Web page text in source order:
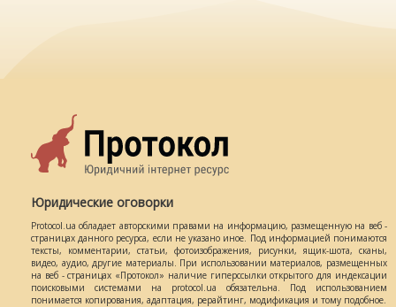
Юридические оговорки
Protocol.ua обладает авторскими правами на информацию, размещенную на веб -
страницах данного ресурса, если не указано иное. Под информацией понимаются
тексты, комментарии, статьи, фотоизображения, рисунки, ящик-шота, сканы,
видео, аудио, другие материалы. При использовании материалов, размещенных
на веб - страницах «Протокол» наличие гиперссылки открытого для индексации
поисковыми системами на protocol.ua обязательна. Под использованием
понимается копирования, адаптация, рерайтинг, модификация и тому подобное.